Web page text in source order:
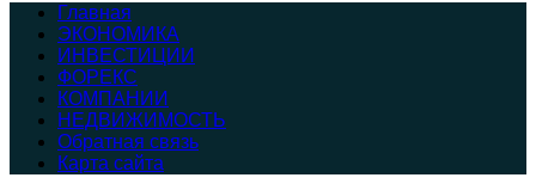
Главная
ЭКОНОМИКА
ИНВЕСТИЦИИ
ФОРЕКС
КОМПАНИИ
НЕДВИЖИМОСТЬ
Обратная связь
Карта сайта